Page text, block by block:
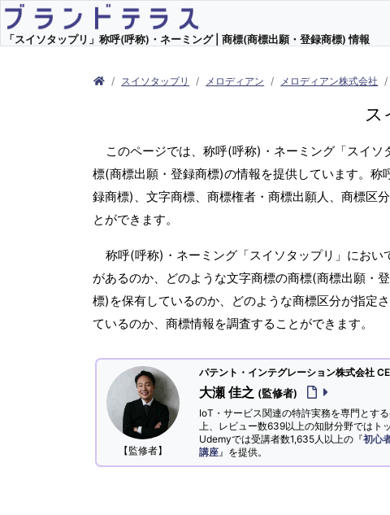
「スイソタップリ」称呼(呼称)・ネーミング | 商標(商標出願・登録商標) 情報
スイソタップリ メロディアン メロディアン株式会社
ス
このページでは、称呼(呼称)・ネーミング「スイ
標(商標出願・登録商標)の情報を提供しています。
録商標)、文字商標、商標権者・商標出願人、商標区
とができます。
称呼(呼称)・ネーミング「スイソタップリ」にお
があるのか、どのような文字商標の商標(商標出願・
標)を保有しているのか、どのような商標区分が指定
ているのか、商標情報を調査することができます。
【監修者】
パテント・インテグレーション株式会社
大瀬 佳之 (監修者)
IoT・サービス関連の特許実務を専門とす
上、レビュー数639以上の知財分野ではト
Udemyでは受講者数1,635人以上の『初心
講座 』を提供。